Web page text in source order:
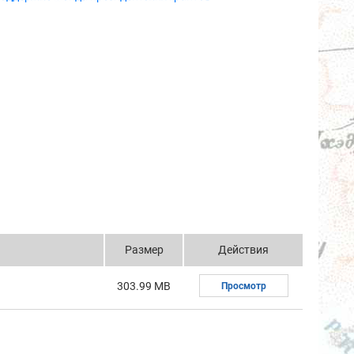
Размер Действия
303.99 MB Просмотр